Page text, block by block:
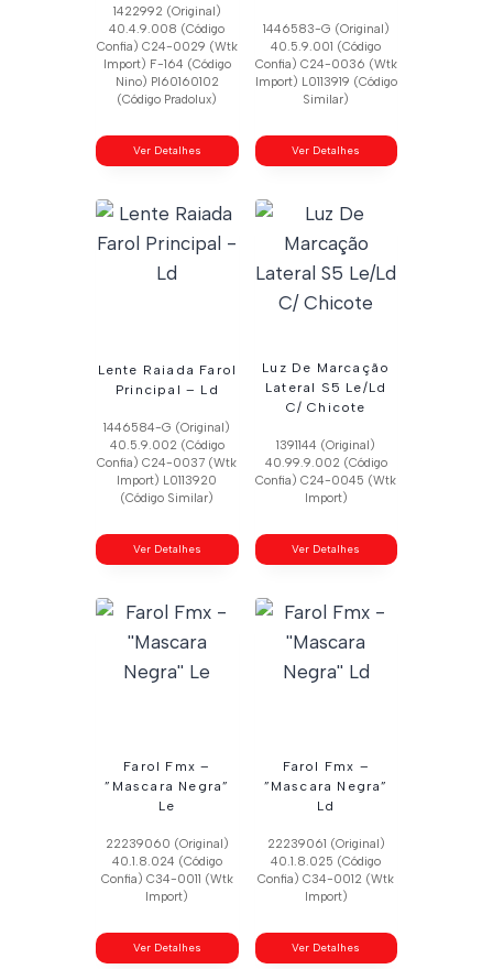
1422992 (Original)
40.4.9.008 (Código
Confia) C24-0029 (Wtk
Import) F-164 (Código
Nino) Pl60160102
(Código Pradolux)
Ver Detalhes
1446583-G (Original)
40.5.9.001 (Código
Confia) C24-0036 (Wtk
Import) L0113919 (Código
Similar)
Ver Detalhes
Lente Raiada Farol
Principal – Ld
1446584-G (Original)
40.5.9.002 (Código
Confia) C24-0037 (Wtk
Import) L0113920
(Código Similar)
Ver Detalhes
Luz De Marcação
Lateral S5 Le/Ld
C/ Chicote
1391144 (Original)
40.99.9.002 (Código
Confia) C24-0045 (Wtk
Import)
Ver Detalhes
Farol Fmx –
”Mascara Negra”
Le
22239060 (Original)
40.1.8.024 (Código
Confia) C34-0011 (Wtk
Import)
Ver Detalhes
Farol Fmx –
”Mascara Negra”
Ld
22239061 (Original)
40.1.8.025 (Código
Confia) C34-0012 (Wtk
Import)
Ver Detalhes